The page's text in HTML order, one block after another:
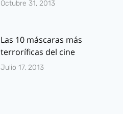
Octubre 31, 2013
Las 10 máscaras más
terroríficas del cine
Julio 17, 2013